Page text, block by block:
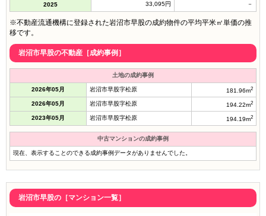
2025 33,095円 －
※不動産流通機構に登録された岩沼市早股の成約物件の平均平米㎡単価の推
移です。
岩沼市早股の不動産［成約事例］
土地の成約事例
2026年05月 岩沼市早股字松原 181.96m2
2026年05月 岩沼市早股字松原 194.22m2
2023年05月 岩沼市早股字松原 194.19m2
中古マンションの成約事例
現在、表示することのできる成約事例データがありませんでした。
岩沼市早股の［マンション一覧］